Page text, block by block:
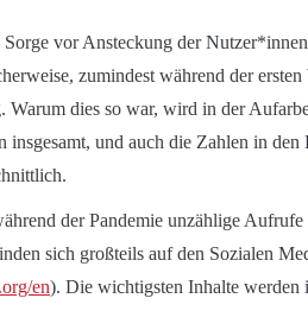
vor Ansteckung der
zumindest während der
Warum dies so war, wird in der
insgesamt, und auch die Zahlen in
der Pandemie unzählige
sich großteils auf den Sozialen
en). Die wichtigsten Inhalte werden